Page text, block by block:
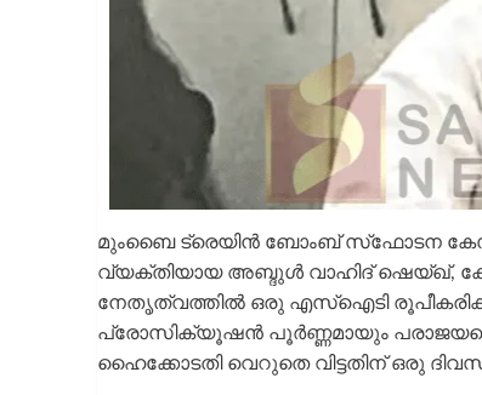
മുംബൈ ട്രെയിൻ ബോംബ് സ്‌ഫോടന
വ്യക്തിയായ അബ്ദുൾ വാഹിദ് ഷെയ്ഖ്,
നേതൃത്വത്തിൽ ഒരു എസ്‌ഐടി
പ്രോസിക്യൂഷൻ പൂർണ്ണമായും
ഹൈക്കോടതി വെറുതെ വിട്ടതിന് ഒരു